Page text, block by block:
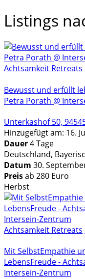
Listings
Achtsamkeit Retreats
Bewusst und erfüllt
Petra Porath @
Unterkashof 50,
Hinzugefügt am: 16.
Dauer4 Tage
Deutschland,
Datum 30.
Preisab 280 Euro
Herbst
Achtsamkeit Retreats
Mit SelbstEmpathie
LebensFreude -
Intersein-Zentrum